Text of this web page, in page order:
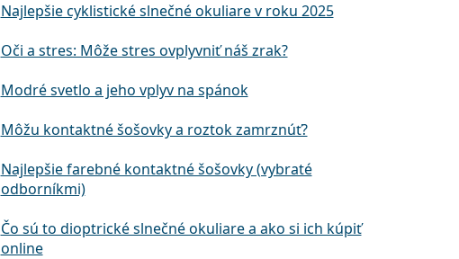
Najlepšie cyklistické slnečné okuliare v roku 2025
Oči a stres: Môže stres ovplyvniť náš zrak?
Modré svetlo a jeho vplyv na spánok
Môžu kontaktné šošovky a roztok zamrznúť?
Najlepšie farebné kontaktné šošovky (vybraté
odborníkmi)
Čo sú to dioptrické slnečné okuliare a ako si ich kúpiť
online